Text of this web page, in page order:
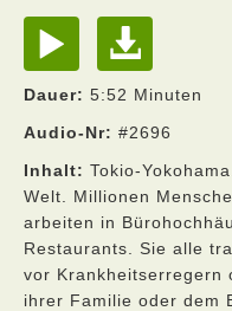
Dauer: 5:52 Minuten
Audio-Nr: #2696
Inhalt: Tokio-
Welt. Millionen
arbeiten in
Restaurants. Sie alle
vor Krankheitserregern
ihrer Familie oder dem